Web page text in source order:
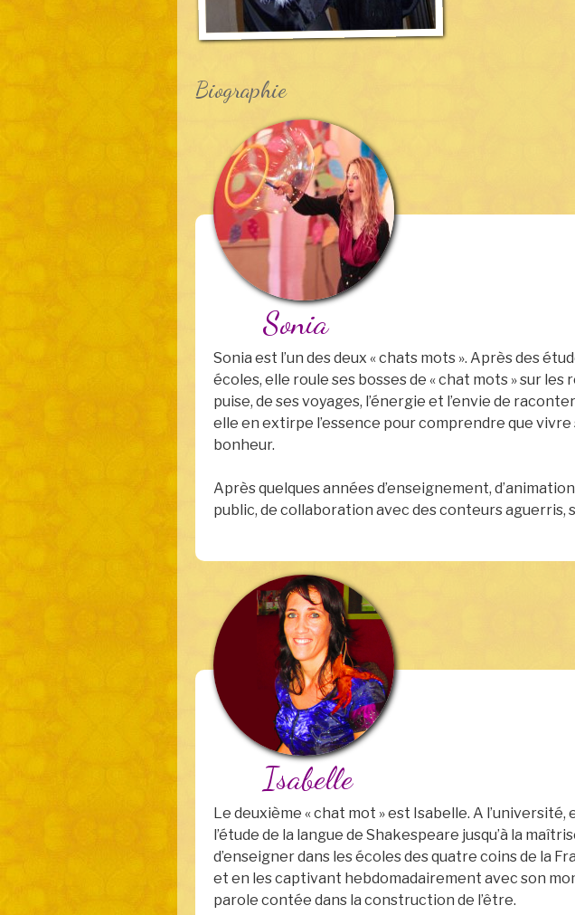
Biographie
Sonia
Sonia est l’un des deux « chats mots ». Après des
écoles, elle roule ses bosses de « chat mots » sur
puise, de ses voyages, l’énergie et l’envie de
elle en extirpe l’essence pour comprendre que
bonheur.
Après quelques années d’enseignement,
public, de collaboration avec des conteurs
Isabelle
Le deuxième « chat mot » est Isabelle. A
l’étude de la langue de Shakespeare jusqu’à la
d’enseigner dans les écoles des quatre coins de la
et en les captivant hebdomadairement avec son
parole contée dans la construction de l’être.